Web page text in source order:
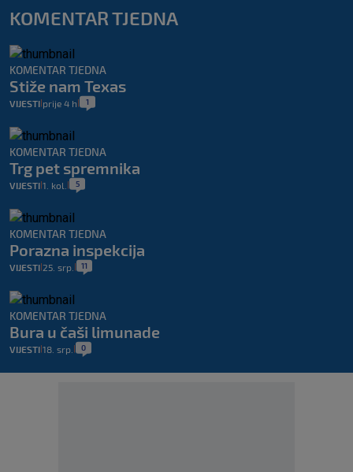
KOMENTAR TJEDNA
KOMENTAR TJEDNA
Stiže nam Texas
VIJESTI prije 4 h 1
KOMENTAR TJEDNA
Trg pet spremnika
VIJESTI 1. kol. 5
KOMENTAR TJEDNA
Porazna inspekcija
VIJESTI 25. srp. 11
KOMENTAR TJEDNA
Bura u čaši limunade
VIJESTI 18. srp. 0